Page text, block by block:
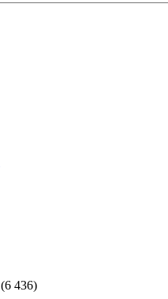
(6 436)